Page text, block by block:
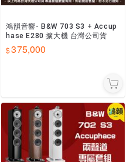
鴻韻音響- B&W 703 S3 + Accup
hase E280 擴大機 台灣公司貨
375,000